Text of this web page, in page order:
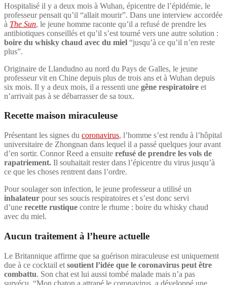
Hospitalisé il y a deux mois à Wuhan, épicentre de l’épidémie, le
professeur pensait qu’il “allait mourir”. Dans une interview accordée
à The Sun, le jeune homme raconte qu’il a refusé de prendre les
antibiotiques conseillés et qu’il s’est tourné vers une autre solution :
boire du whisky chaud avec du miel “jusqu’à ce qu’il n’en reste
plus”.
Originaire de Llandudno au nord du Pays de Galles, le jeune
professeur vit en Chine depuis plus de trois ans et à Wuhan depuis
six mois. Il y a deux mois, il a ressenti une gêne respiratoire et
n’arrivait pas à se débarrasser de sa toux.
Recette maison miraculeuse
Présentant les signes du coronavirus, l’homme s’est rendu à l’hôpital
universitaire de Zhongnan dans lequel il a passé quelques jour avant
d’en sortir. Connor Reed a ensuite refusé de prendre les vols de
rapatriement. Il souhaitait rester dans l’épicentre du virus jusqu’à
ce que les choses rentrent dans l’ordre.
Pour soulager son infection, le jeune professeur a utilisé un
inhalateur pour ses soucis respiratoires et s’est donc servi
d’une recette rustique contre le rhume : boire du whisky chaud
avec du miel.
Aucun traitement à l’heure actuelle
Le Britannique affirme que sa guérison miraculeuse est uniquement
due à ce cocktail et soutient l’idée que le coronavirus peut être
combattu. Son chat est lui aussi tombé malade mais n’a pas
survécu. “Mon chaton a attrapé le coronavirus, a développé une